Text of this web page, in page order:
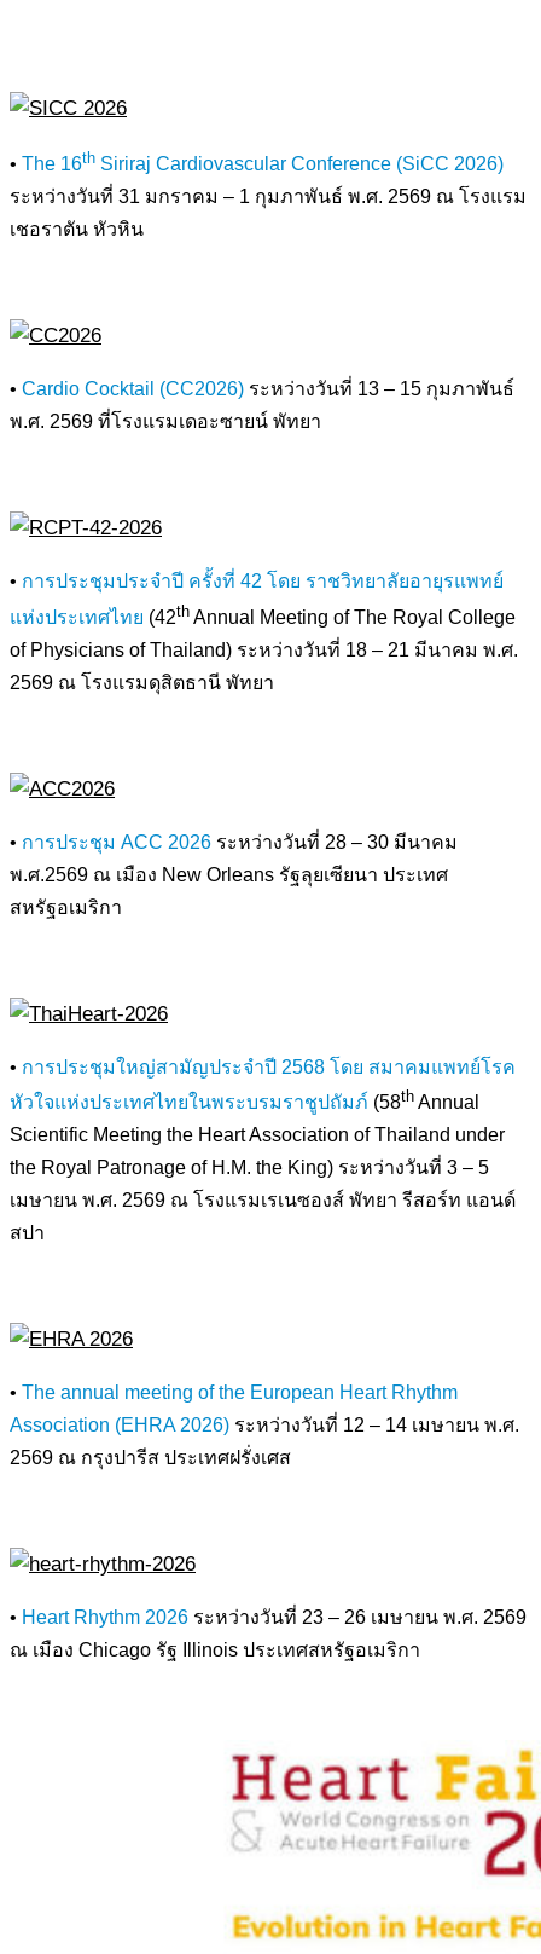
• The 16th Siriraj Cardiovascular Conference (SiCC 2026)
ระหว่างวันที่ 31 มกราคม – 1 กุมภาพันธ์ พ.ศ. 2569 ณ โรงแรม
เชอราตัน หัวหิน
• Cardio Cocktail (CC2026) ระหว่างวันที่ 13 – 15 กุมภาพันธ์
พ.ศ. 2569 ที่โรงแรมเดอะซายน์ พัทยา
• การประชุมประจำปี ครั้งที่ 42 โดย ราชวิทยาลัยอายุรแพทย์
แห่งประเทศไทย (42th Annual Meeting of The Royal College
of Physicians of Thailand) ระหว่างวันที่ 18 – 21 มีนาคม พ.ศ.
2569 ณ โรงแรมดุสิตธานี พัทยา
• การประชุม ACC 2026 ระหว่างวันที่ 28 – 30 มีนาคม
พ.ศ.2569 ณ เมือง New Orleans รัฐลุยเซียนา ประเทศ
สหรัฐอเมริกา
• การประชุมใหญ่สามัญประจำปี 2568 โดย สมาคมแพทย์โรค
หัวใจแห่งประเทศไทยในพระบรมราชูปถัมภ์ (58th Annual
Scientific Meeting the Heart Association of Thailand under
the Royal Patronage of H.M. the King) ระหว่างวันที่ 3 – 5
เมษายน พ.ศ. 2569 ณ โรงแรมเรเนซองส์ พัทยา รีสอร์ท แอนด์
สปา
• The annual meeting of the European Heart Rhythm
Association (EHRA 2026) ระหว่างวันที่ 12 – 14 เมษายน พ.ศ.
2569 ณ กรุงปารีส ประเทศฝรั่งเศส
• Heart Rhythm 2026 ระหว่างวันที่ 23 – 26 เมษายน พ.ศ. 2569
ณ เมือง Chicago รัฐ Illinois ประเทศสหรัฐอเมริกา